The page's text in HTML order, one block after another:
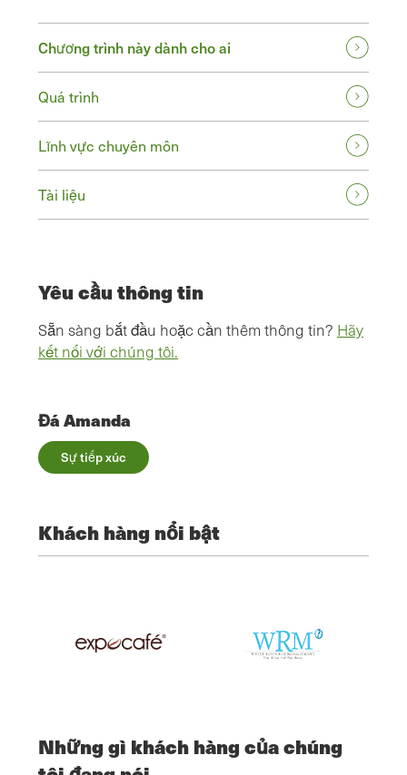
Chương trình này dành cho ai
Quá trình
Lĩnh vực chuyên môn
Tài liệu
Yêu cầu thông tin
Sẵn sàng bắt đầu hoặc cần thêm thông tin? Hãy
kết nối với chúng tôi.
Đá Amanda
Sự tiếp xúc
Khách hàng nổi bật
Những gì khách hàng của chúng